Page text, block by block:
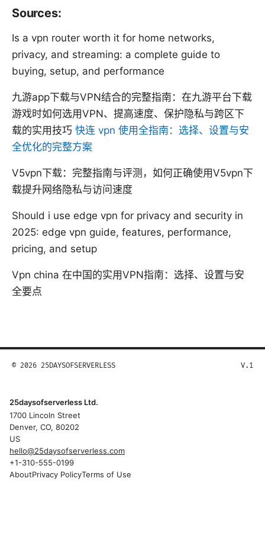
Sources:
Is a vpn router worth it for home networks,
privacy, and streaming: a complete guide to
buying, setup, and performance
九游app下载与VPN结合的完整指南：在九游平台下载
游戏时如何选用VPN、提高速度、保护隐私与跨区下
载的实用技巧 快连 vpn 使用全指南：选择、设置与安
全优化的完整方案
V5vpn下载：完整指南与评测，如何正确使用V5vpn下
载提升网络隐私与访问速度
Should i use edge vpn for privacy and security in
2025: edge vpn guide, features, performance,
pricing, and setup
Vpn china 在中国的实用VPN指南：选择、设置与安
全要点
© 2026 25DAYSOFSERVERLESS V.1
25daysofserverless Ltd.
1700 Lincoln Street
Denver, CO, 80202
US
hello@25daysofserverless.com
+1-310-555-0199
AboutPrivacy PolicyTerms of Use